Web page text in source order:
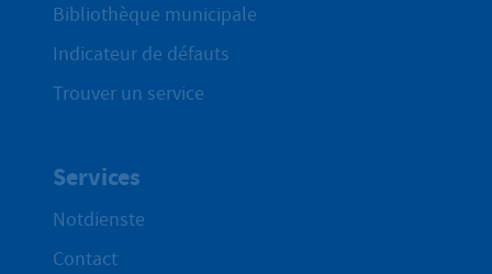
Bibliothèque municipale
Indicateur de défauts
Trouver un service
Services
Notdienste
Contact